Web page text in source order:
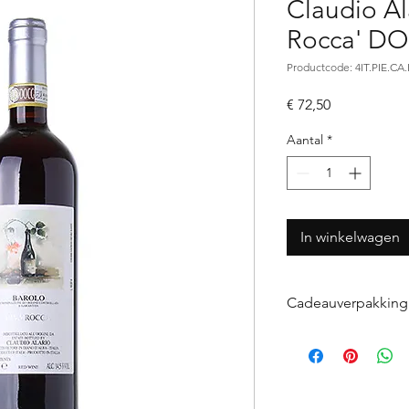
Claudio
Rocca'
Productcode:
€ 72,50Prijs
Aantal *
In winkelwagen
Cadeauverpakking
voegt u de